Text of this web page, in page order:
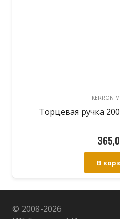
KERRON
Торцевая ручка
В
© 2008-2026